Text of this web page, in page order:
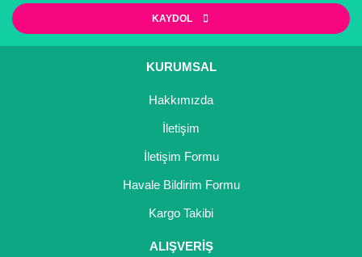
KAYDOL
KURUMSAL
Hakkımızda
İletişim
İletişim Formu
Havale Bildirim Formu
Kargo Takibi
ALIŞVERİŞ